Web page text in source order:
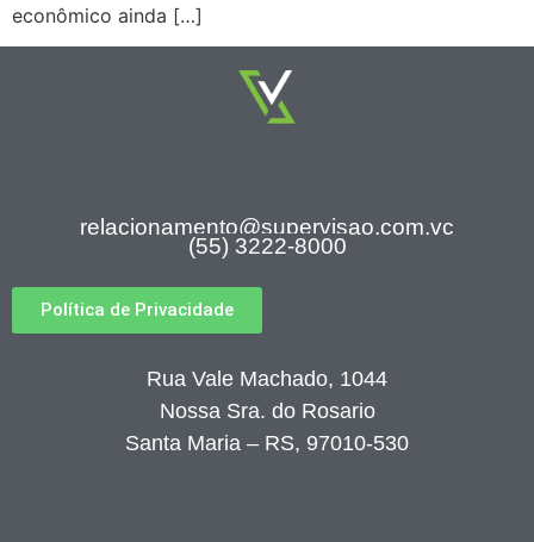
econômico ainda […]
relacionamento@supervisao.com.vc
(55) 3222-8000
Política de Privacidade
Rua Vale Machado, 1044
Nossa Sra. do Rosario
Santa Maria – RS, 97010-530